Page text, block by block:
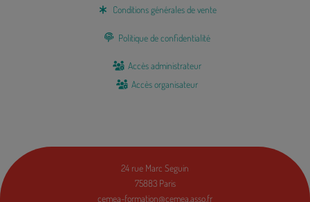
Conditions générales de vente
Politique de confidentialité
Accès administrateur
Accès organisateur
24 rue Marc Seguin
75883 Paris
cemea-formation@cemea.asso.fr